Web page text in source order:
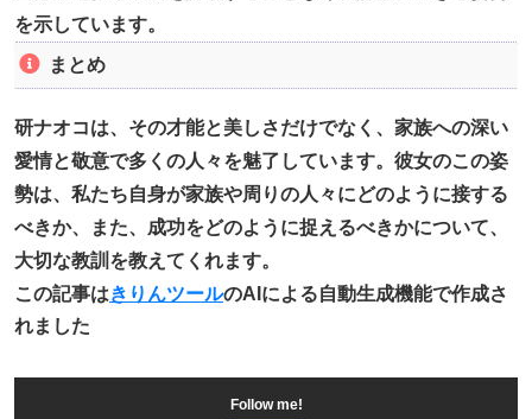
を示しています。
まとめ
研ナオコは、その才能と美しさだけでなく、家族への深い
愛情と敬意で多くの人々を魅了しています。彼女のこの姿
勢は、私たち自身が家族や周りの人々にどのように接する
べきか、また、成功をどのように捉えるべきかについて、
大切な教訓を教えてくれます。
この記事はきりんツールのAIによる自動生成機能で作成さ
れました
Follow me!